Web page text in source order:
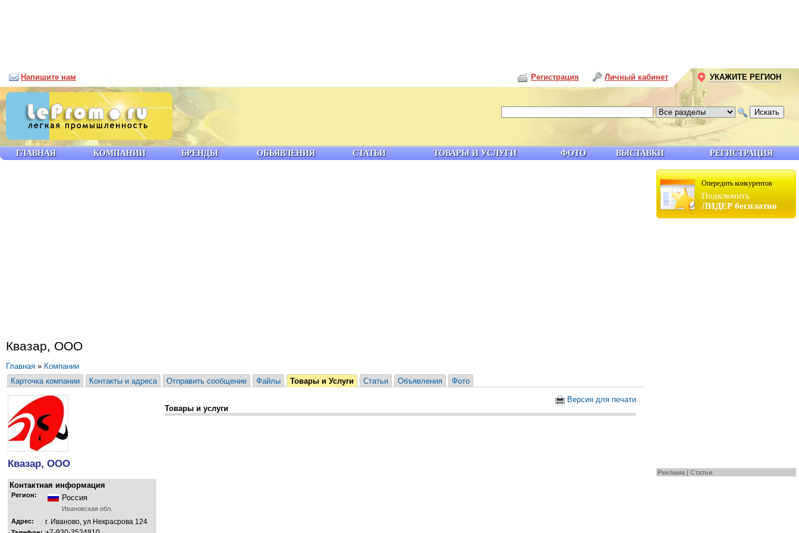
Опередить конкурентов
Подключить
ЛИДЕР бесплатно
Реклама | Статьи
Квазар, ООО
Главная » Компании
Карточка компании
Контакты и адреса Отправить сообщение Файлы Товары и Услуги Статьи Объявления Фото
Квазар, ООО
Контактная информация
Регион: Россия
Ивановская обл.
Адрес:
г. Иваново, ул Некрасрова 124
Версия для печати
Товары и услуги
ГЛАВНАЯ КОМПАНИИ БРЕНДЫ ОБЪЯВЛЕНИЯ СТАТЬИ ТОВАРЫ И УСЛУГИ ФОТО ВЫСТАВКИ РЕГИСТРАЦИЯ
Напишите нам Личный кабинет
Регистрация УКАЖИТЕ РЕГИОН